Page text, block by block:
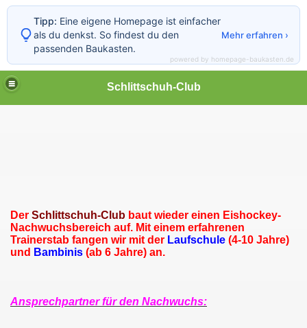
Schlittschuh-Club
Der Schlittschuh-Club baut wieder einen Eishockey-
Nachwuchsbereich auf. Mit einem erfahrenen
Trainerstab fangen wir mit der Laufschule (4-10 Jahre)
und Bambinis (ab 6 Jahre) an.
Ansprechpartner für den Nachwuchs:
Tipp: Eine eigene Homepage ist einfacher
als du denkst. So findest du den
passenden Baukasten.
Mehr erfahren ›
powered by homepage-baukasten.de